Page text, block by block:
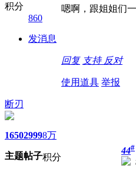
积分
860
发消息
嗯啊，跟姐姐们
回复 支持 反对
使用道具 举报
断刃
1650
主题
2999
帖子
8万
积分
44#